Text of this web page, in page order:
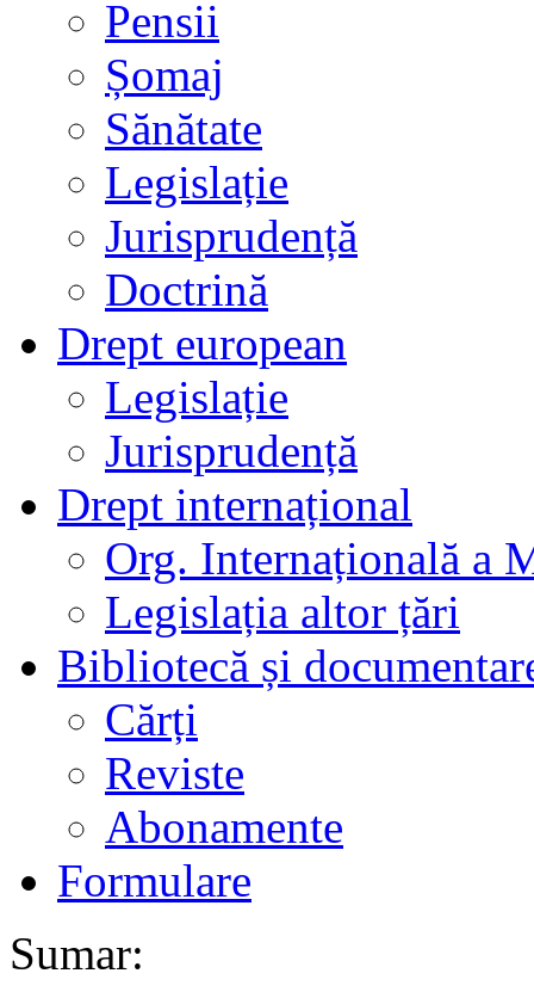
Pensii
Șomaj
Sănătate
Legislație
Jurisprudență
Doctrină
Drept european
Legislație
Jurisprudență
Drept internațional
Org. Internațională a
Legislația altor țări
Bibliotecă și
Cărți
Reviste
Abonamente
Formulare
Sumar: